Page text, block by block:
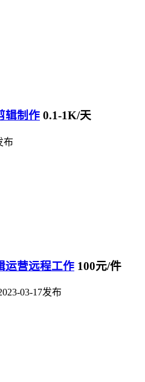
辑制作 0.1-1K/天
布
运营远程工作 100元/件
03-17发布